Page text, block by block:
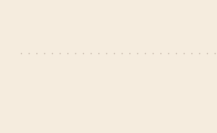
・・・・・・・・・・・・・・・・・・・・・・・・